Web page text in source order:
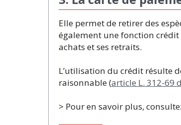
Elle permet de retirer des
également une fonction
achats et ses retraits.
L’utilisation du crédit résulte
raisonnable (article L. 312-69
> Pour en savoir plus,